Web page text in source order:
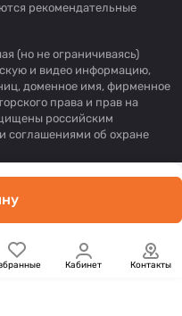
рекомендательные
(но не ограничиваясь)
и видео информацию,
доменное имя, фирменное
права и прав на
российским
соглашениями об охране
Кабинет Контакты